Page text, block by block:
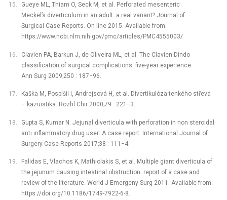
Gueye ML, Thiam O, Seck M, et al. Perforated mesenteric
Meckel’s diverticulum in an adult: a real variant? Journal of
Surgical Case Reports. On line 2015. Available from:
https://www.ncbi.nlm.nih.gov/pmc/articles/PMC4555003/
Clavien PA, Barkun J, de Oliveira ML, et al. The Clavien-Dindo
classification of surgical complications: five-year experience.
Ann Surg 2009;250 : 187−96.
Kaška M, Pospíšil I, Andrejsová H, et al. Divertikulóza tenkého střeva
–⁠ kazuistika. Rozhl Chir 2000;79 : 221−3.
Gupta S, Kumar N. Jejunal diverticula with perforation in non steroidal
anti inflammatory drug user: A case report. International Journal of
Surgery Case Reports 2017;38 : 111−4.
Falidas E, Vlachos K, Mathiolakis S, et al. Multiple giant diverticula of
the jejunum causing intestinal obstruction: report of a case and
review of the literature. World J Emergeny Surg 2011. Available from:
https://doi.org/10.1186/1749-7922-6-8.